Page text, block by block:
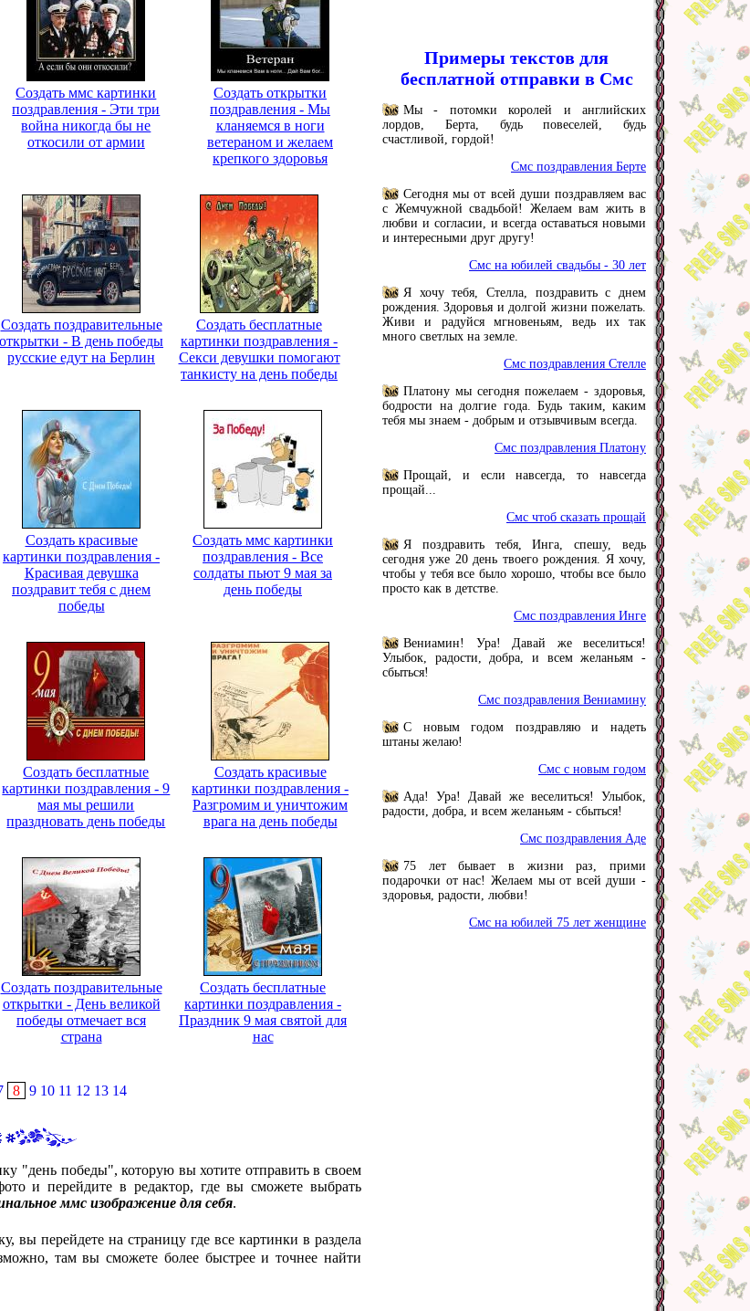
Создать ммс картинки
поздравления - Эти три
война никогда бы не
откосили от армии
Создать открытки
поздравления - Мы
кланяемся в ноги
ветераном и желаем
крепкого здоровья
Создать поздравительные
открытки - В день победы
русские едут на Берлин
Создать бесплатные
картинки поздравления -
Секси девушки помогают
танкисту на день победы
Создать красивые
картинки поздравления -
Красивая девушка
поздравит тебя с днем
победы
Создать ммс картинки
поздравления - Все
солдаты пьют 9 мая за
день победы
Создать бесплатные
картинки поздравления - 9
мая мы решили
праздновать день победы
Создать красивые
картинки поздравления -
Разгромим и уничтожим
врага на день победы
Создать поздравительные
открытки - День великой
победы отмечает вся
страна
Создать бесплатные
картинки поздравления -
Праздник 9 мая святой для
нас
8 9 10 11 12 13 14
"день победы", которую вы хотите отправить в своем
и перейдите в редактор, где вы сможете выбрать
ммс изображение для себя.
вы перейдете на страницу где все картинки в раздела
там вы сможете более быстрее и точнее найти
Примеры текстов для
бесплатной отправки в Смс
Мы - потомки королей и английских
лордов, Берта, будь повеселей, будь
счастливой, гордой!
Смс поздравления Берте
Сегодня мы от всей души поздравляем вас
с Жемчужной свадьбой! Желаем вам жить в
любви и согласии, и всегда оставаться новыми
и интересными друг другу!
Смс на юбилей свадьбы - 30 лет
Я хочу тебя, Стелла, поздравить с днем
рождения. Здоровья и долгой жизни пожелать.
Живи и радуйся мгновеньям, ведь их так
много светлых на земле.
Смс поздравления Стелле
Платону мы сегодня пожелаем - здоровья,
бодрости на долгие года. Будь таким, каким
тебя мы знаем - добрым и отзывчивым всегда.
Смс поздравления Платону
Прощай, и если навсегда, то навсегда
прощай...
Смс чтоб сказать прощай
Я поздравить тебя, Инга, спешу, ведь
сегодня уже 20 день твоего рождения. Я хочу,
чтобы у тебя все было хорошо, чтобы все было
просто как в детстве.
Смс поздравления Инге
Вениамин! Ура! Давай же веселиться!
Улыбок, радости, добра, и всем желаньям -
сбыться!
Смс поздравления Вениамину
С новым годом поздравляю и надеть
штаны желаю!
Смс с новым годом
Ада! Ура! Давай же веселиться! Улыбок,
радости, добра, и всем желаньям - сбыться!
Смс поздравления Аде
75 лет бывает в жизни раз, прими
подарочки от нас! Желаем мы от всей души -
здоровья, радости, любви!
Смс на юбилей 75 лет женщине